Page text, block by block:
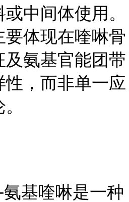
中间体使用。
体现在喹啉骨
及氨基官能团带
，而非单一应
基喹啉是一种